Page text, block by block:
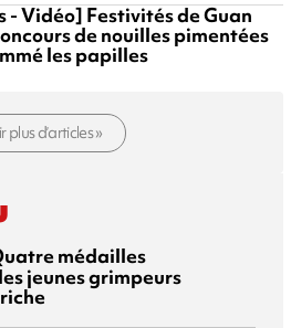
- Vidéo] Festivités de Guan
de nouilles pimentées
les papilles
plus d’articles »
médailles
jeunes grimpeurs